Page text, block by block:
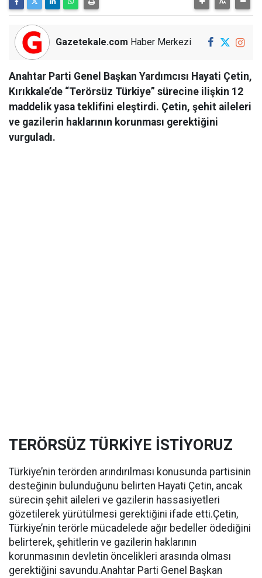
Gazetekale.com Haber Merkezi
Anahtar Parti Genel Başkan Yardımcısı Hayati Çetin,
Kırıkkale’de “Terörsüz Türkiye” sürecine ilişkin 12
maddelik yasa teklifini eleştirdi. Çetin, şehit aileleri
ve gazilerin haklarının korunması gerektiğini
vurguladı.
TERÖRSÜZ TÜRKİYE İSTİYORUZ
Türkiye’nin terörden arındırılması konusunda partisinin
desteğinin bulunduğunu belirten Hayati Çetin, ancak
sürecin şehit aileleri ve gazilerin hassasiyetleri
gözetilerek yürütülmesi gerektiğini ifade etti.Çetin,
Türkiye’nin terörle mücadelede ağır bedeller ödediğini
belirterek, şehitlerin ve gazilerin haklarının
korunmasının devletin öncelikleri arasında olması
gerektiğini savundu.Anahtar Parti Genel Başkan